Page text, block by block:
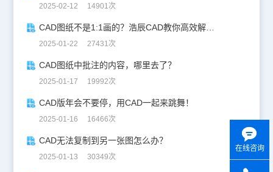
2025-02-12 14901次
CAD图纸不是1:1画的？浩辰CAD教你高效解决！
2025-01-22 27431次
CAD图纸中批注的内容，哪里去了？
2025-01-17 19992次
CAD版年会不要停，用CAD一起来跳舞！
2025-01-16 16466次
CAD无法复制到另一张图怎么办？
2025-01-13 30349次
在线咨询